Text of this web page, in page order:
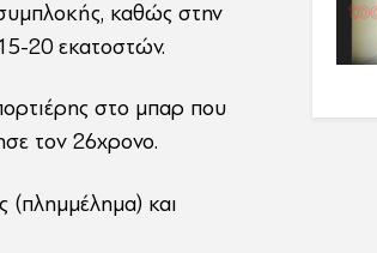
καθώς στην
20 εκατοστών.
στο μπαρ που
τον 26χρονο.
(πλημμέλημα) και